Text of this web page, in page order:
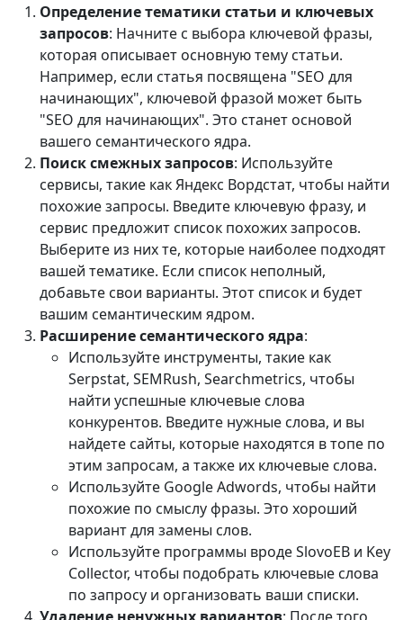
Определение тематики статьи и ключевых
запросов: Начните с выбора ключевой фразы,
которая описывает основную тему статьи.
Например, если статья посвящена "SEO для
начинающих", ключевой фразой может быть
"SEO для начинающих". Это станет основой
вашего семантического ядра.
Поиск смежных запросов: Используйте
сервисы, такие как Яндекс Вордстат, чтобы найти
похожие запросы. Введите ключевую фразу, и
сервис предложит список похожих запросов.
Выберите из них те, которые наиболее подходят
вашей тематике. Если список неполный,
добавьте свои варианты. Этот список и будет
вашим семантическим ядром.
Расширение семантического ядра:
Используйте инструменты, такие как
Serpstat, SEMRush, Searchmetrics, чтобы
найти успешные ключевые слова
конкурентов. Введите нужные слова, и вы
найдете сайты, которые находятся в топе по
этим запросам, а также их ключевые слова.
Используйте Google Adwords, чтобы найти
похожие по смыслу фразы. Это хороший
вариант для замены слов.
Используйте программы вроде SlovoEB и Key
Collector, чтобы подобрать ключевые слова
по запросу и организовать ваши списки.